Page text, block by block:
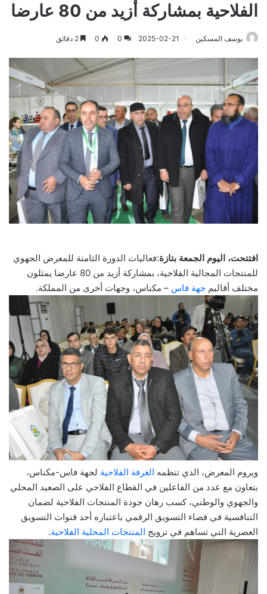
الفلاحية بمشاركة أزيد من 80 عارضا
يوسف المسكين 2025-02-21
0
0
افتتحت، اليوم الجمعة بتازة:فعاليات الدورة الثامنة للمعرض الجهوي
للمنتجات المجالية الفلاحية، بمشاركة أزيد من 80 عارضا يمثلون
مختلف أقاليم جهة فاس – مكناس، وجهات أخرى من المملكة.
ويروم المعرض، الذي تنظمه الغرفة الفلاحية لجهة فاس-مكناس،
بتعاون مع عدد من الفاعلين في القطاع الفلاحي على الصعيد المحلي
والجهوي والوطني، كسب رهان جودة المنتجات الفلاحية لضمان
التنافسية في فضاء التسويق الرقمي باعتباره أحد قنوات التسويق
العصرية التي تساهم في ترويج المنتجات المحلية الفلاحية.